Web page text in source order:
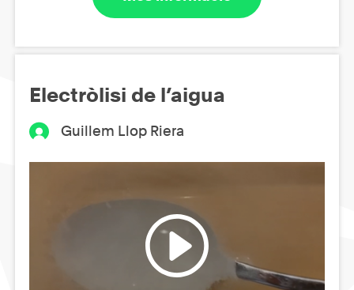
Electròlisi de l’aigua
Guillem Llop Riera